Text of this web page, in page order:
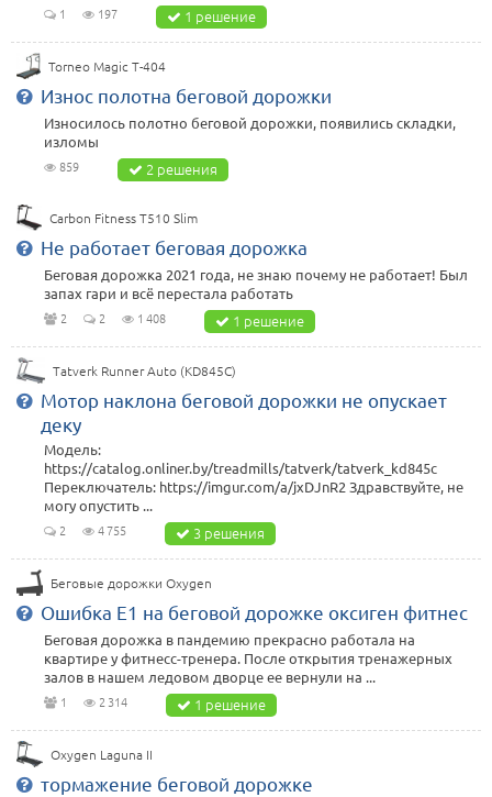
1 197 1 решение
Torneo Magic T-404
Износ полотна беговой дорожки
Износилось полотно беговой дорожки, появились складки,
изломы
859 2 решения
Carbon Fitness T510 Slim
Не работает беговая дорожка
Беговая дорожка 2021 года, не знаю почему не работает! Был
запах гари и всё перестала работать
2 2 1 408 1 решение
Tatverk Runner Auto (KD845C)
Мотор наклона беговой дорожки не опускает
деку
Модель:
https://catalog.onliner.by/treadmills/tatverk/tatverk_kd845c
Переключатель: https://imgur.com/a/jxDJnR2 Здравствуйте, не
могу опустить ...
2 4 755 3 решения
Беговые дорожки Oxygen
Ошибка Е1 на беговой дорожке оксиген фитнес
Беговая дорожка в пандемию прекрасно работала на
квартире у фитнесс-тренера. После открытия тренажерных
залов в нашем ледовом дворце ее вернули на ...
1 2 314 1 решение
Oxygen Laguna II
тормажение беговой дорожке